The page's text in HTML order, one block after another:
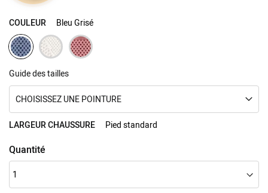
COULEUR Bleu Grisé
Guide des tailles
CHOISISSEZ UNE POINTURE
LARGEUR CHAUSSURE Pied standard
Quantité